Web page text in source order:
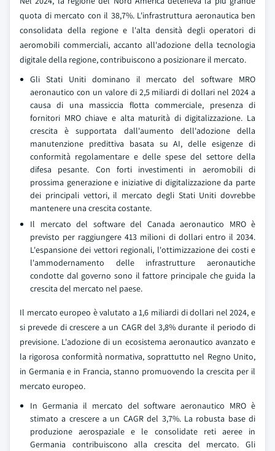
quota di mercato con il 38,7%. L'infrastruttura aeronautica ben
consolidata della regione e l'alta densità degli operatori di
aeromobili commerciali, accanto all'adozione della tecnologia
digitale della regione, contribuiscono a posizionare il mercato.
Gli Stati Uniti dominano il mercato del software MRO
aeronautico con un valore di 2,5 miliardi di dollari nel 2024 a
causa di una massiccia flotta commerciale, presenza di
fornitori MRO chiave e alta maturità di digitalizzazione. La
crescita è supportata dall'aumento dell'adozione della
manutenzione predittiva basata su AI, delle esigenze di
conformità regolamentare e delle spese del settore della
difesa pesante. Con forti investimenti in aeromobili di
prossima generazione e iniziative di digitalizzazione da parte
dei principali vettori, il mercato degli Stati Uniti dovrebbe
mantenere una crescita costante.
Il mercato del software del Canada aeronautico MRO è
previsto per raggiungere 413 milioni di dollari entro il 2034.
L'espansione dei vettori regionali, l'ottimizzazione dei costi e
l'ammodernamento delle infrastrutture aeronautiche
condotte dal governo sono il fattore principale che guida la
crescita del mercato nel paese.
Il mercato europeo è valutato a 1,6 miliardi di dollari nel 2024, e
si prevede di crescere a un CAGR del 3,8% durante il periodo di
previsione. L'adozione di un ecosistema aeronautico avanzato e
la rigorosa conformità normativa, soprattutto nel Regno Unito,
in Germania e in Francia, stanno promuovendo la crescita per il
mercato europeo.
In Germania il mercato del software aeronautico MRO è
stimato a crescere a un CAGR del 3,7%. La robusta base di
produzione aerospaziale e le consolidate reti aeree in
Germania contribuiscono alla crescita del mercato. Gli